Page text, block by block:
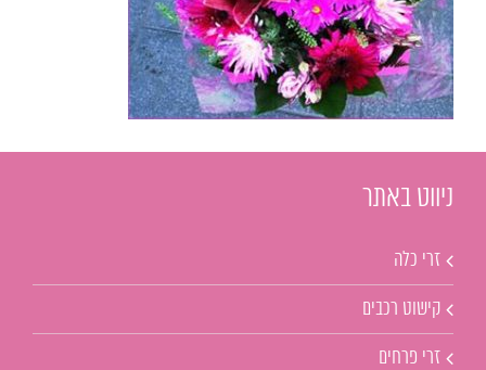
ניווט באתר
זרי כלה
קישוט רכבים
זרי פרחים